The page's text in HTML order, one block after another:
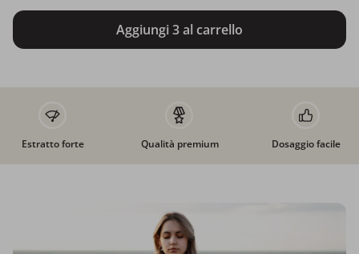
Aggiungi 3 al carrello
Estratto forte Qualità premium Dosaggio facile